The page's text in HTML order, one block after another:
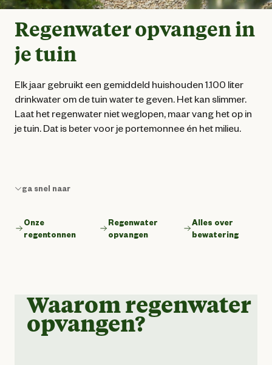
Regenwater opvangen in
je tuin
Elk jaar gebruikt een gemiddeld huishouden 1.100 liter
drinkwater om de tuin water te geven. Het kan slimmer.
Laat het regenwater niet weglopen, maar vang het op in
je tuin. Dat is beter voor je portemonnee én het milieu.
ga snel naar
Onze
regentonnen
Regenwater
opvangen
Alles over
bewatering
Waarom regenwater
opvangen?